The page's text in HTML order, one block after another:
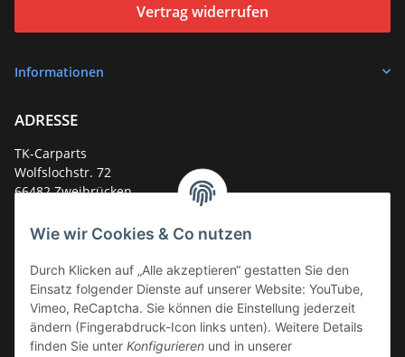
Wie wir Cookies & Co nutzen
Durch Klicken auf „Alle akzeptieren“ gestatten Sie den
Einsatz folgender Dienste auf unserer Website: YouTube,
Vimeo, ReCaptcha. Sie können die Einstellung jederzeit
ändern (Fingerabdruck-Icon links unten). Weitere Details
finden Sie unter Konfigurieren und in unserer
Vertrag widerrufen
Informationen
ADRESSE
TK-Carparts
Wolfslochstr. 72
66482 Zweibrücken
Service-Hotline +49 (0)6332 - 48 58 48
E-Mail:mail@tk-carparts.de
Montag-Donnerstag von 13 bis 16 Uhr